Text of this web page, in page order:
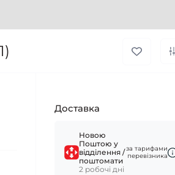
Доставка
Новою
Поштою у
відділення /
поштомати
2 робочі дні
за тарифами
перевізника